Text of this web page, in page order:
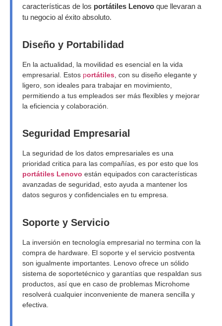
características de los portátiles Lenovo que llevaran a
tu negocio al éxito absoluto.
Diseño y Portabilidad
En la actualidad, la movilidad es esencial en la vida
empresarial. Estos portátiles , con su diseño elegante y
ligero, son ideales para trabajar en movimiento,
permitiendo a tus empleados ser más flexibles y mejorar
la eficiencia y colaboración.
Seguridad Empresarial
La seguridad de los datos empresariales es una
prioridad critica para las compañías, es por esto que los
portátiles Lenovo están equipados con características
avanzadas de seguridad, esto ayuda a mantener los
datos seguros y confidenciales en tu empresa.
Soporte y Servicio
La inversión en tecnología empresarial no termina con la
compra de hardware. El soporte y el servicio postventa
son igualmente importantes. Lenovo ofrece un sólido
sistema de soportetécnico y garantías que respaldan sus
productos, así que en caso de problemas Microhome
resolverá cualquier inconveniente de manera sencilla y
efectiva.